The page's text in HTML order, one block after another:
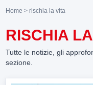
Home > rischia la vita
RISCHIA
Tutte le notizie, gli
sezione.